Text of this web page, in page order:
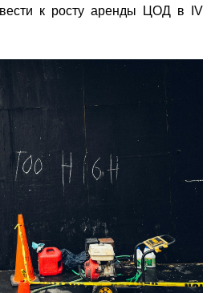
к росту аренды ЦОД в IV